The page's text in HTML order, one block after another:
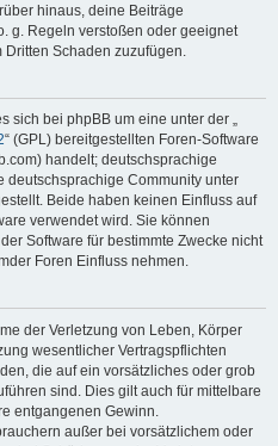
hinaus, deine Beiträge
g. Regeln verstoßen oder geeignet
Schaden zuzufügen.
sich bei phpBB um eine unter der „
“ (GPL) bereitgestellten Foren-Software
handelt; deutschsprachige
deutschsprachige Community unter
Beide haben keinen Einfluss auf
verwendet wird. Sie können
Software für bestimmte Zwecke nicht
Foren Einfluss nehmen.
der Verletzung von Leben, Körper
wesentlicher Vertragspflichten
die auf ein vorsätzliches oder grob
sind. Dies gilt auch für mittelbare
entgangenen Gewinn.
außer bei vorsätzlichem oder